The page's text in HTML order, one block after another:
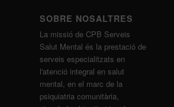
SOBRE NOSALTRES
La missió de CPB Serveis
Salut Mental és la prestació de
serveis especialitzats en
l'atenció integral en salut
mental, en el marc de la
psiquiatria comunitària,